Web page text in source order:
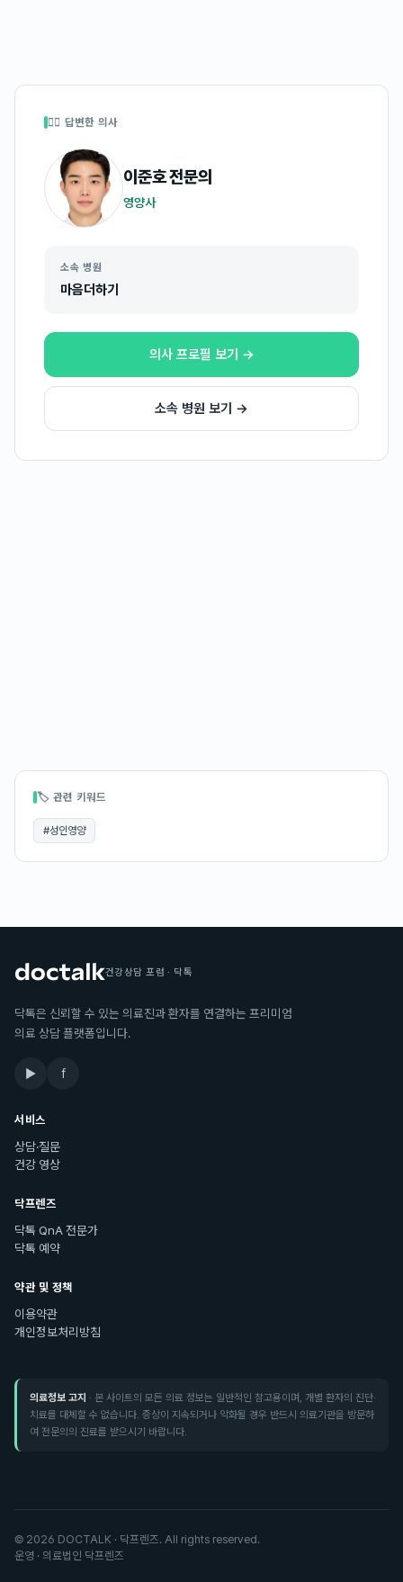
👩‍⚕️ 답변한 의사
이준호전문의
영양사
소속 병원
마음더하기
의사 프로필 보기 →
소속 병원 보기 →
🏷 관련 키워드
#성인영양
건강상담 포럼 · 닥톡
닥톡은 신뢰할 수 있는 의료진과 환자를 연결하는 프리미엄
의료 상담 플랫폼입니다.
▶ f
서비스
상담·질문
건강 영상
닥프렌즈
닥톡 QnA 전문가
닥톡 예약
약관 및 정책
이용약관
개인정보처리방침
의료정보 고지 · 본 사이트의 모든 의료 정보는 일반적인 참고용이며, 개별 환자의 진단·
치료를 대체할 수 없습니다. 증상이 지속되거나 악화될 경우 반드시 의료기관을 방문하
여 전문의의 진료를 받으시기 바랍니다.
© 2026 DOCTALK · 닥프렌즈. All rights reserved.
운영 · 의료법인 닥프렌즈